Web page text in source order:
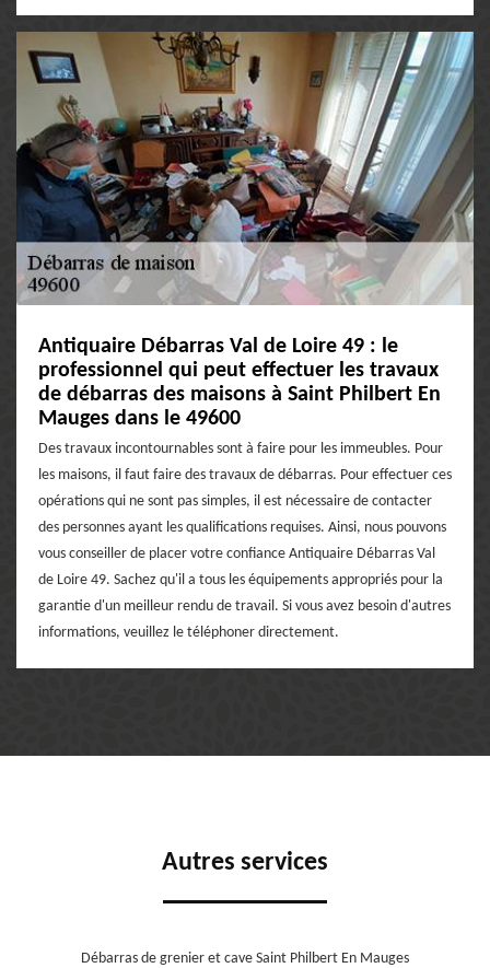
Antiquaire Débarras Val de Loire 49 : le
professionnel qui peut effectuer les travaux
de débarras des maisons à Saint Philbert En
Mauges dans le 49600
Des travaux incontournables sont à faire pour les immeubles. Pour
les maisons, il faut faire des travaux de débarras. Pour effectuer ces
opérations qui ne sont pas simples, il est nécessaire de contacter
des personnes ayant les qualifications requises. Ainsi, nous pouvons
vous conseiller de placer votre confiance Antiquaire Débarras Val
de Loire 49. Sachez qu'il a tous les équipements appropriés pour la
garantie d'un meilleur rendu de travail. Si vous avez besoin d'autres
informations, veuillez le téléphoner directement.
Autres services
Débarras de grenier et cave Saint Philbert En Mauges